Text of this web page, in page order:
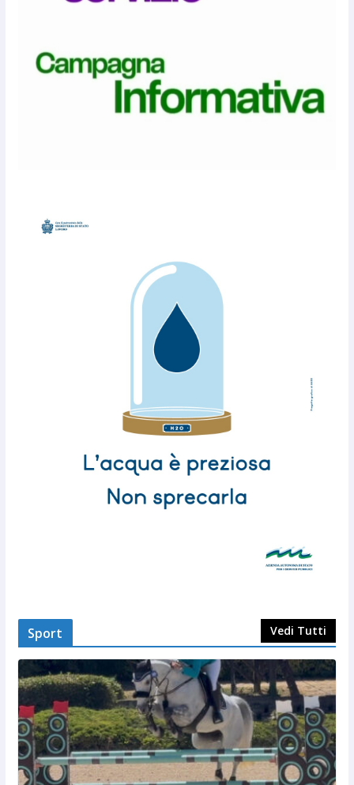
Sport Vedi Tutti